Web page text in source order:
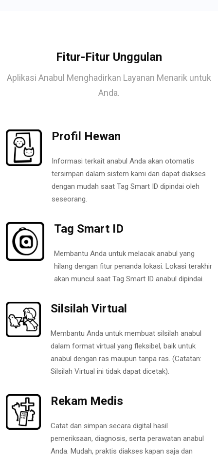
Fitur-Fitur Unggulan
Aplikasi Anabul Menghadirkan Layanan Menarik untuk
Anda.
Profil Hewan
Informasi terkait anabul Anda akan otomatis
tersimpan dalam sistem kami dan dapat diakses
dengan mudah saat Tag Smart ID dipindai oleh
seseorang.
Tag Smart ID
Membantu Anda untuk melacak anabul yang
hilang dengan fitur penanda lokasi. Lokasi terakhir
akan muncul saat Tag Smart ID anabul dipindai.
Silsilah Virtual
Membantu Anda untuk membuat silsilah anabul
dalam format virtual yang fleksibel, baik untuk
anabul dengan ras maupun tanpa ras. (Catatan:
Silsilah Virtual ini tidak dapat dicetak).
Rekam Medis
Catat dan simpan secara digital hasil
pemeriksaan, diagnosis, serta perawatan anabul
Anda. Mudah, praktis diakses kapan saja dan